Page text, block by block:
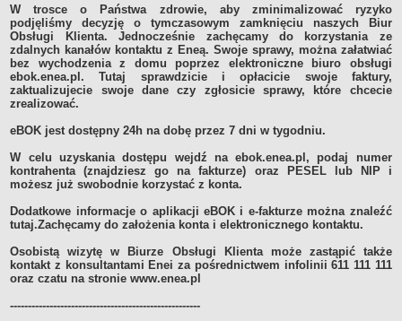
Współpraca zagraniczna
Strategia rozwoju Gminy
AKTUALNOŚCI I OBWIESZCZENIA
Aktualności
Obwieszczenia, ogłoszenia i komunikaty
Drogi
Energia elektryczna
Meteorologiczne
Rozkłady jazdy autobusów
Wodociągi - ocena jakości wody
KONKURSY
Ogłoszenia o konkursach
URZĄD MIEJSKI
Dane adresowe
W trosce o Państwa zdrowie, aby zminimalizować ryzyko
podjęliśmy decyzję o tymczasowym zamknięciu naszych Biur
Obsługi Klienta. Jednocześnie zachęcamy do korzystania ze
zdalnych kanałów kontaktu z Eneą. Swoje sprawy, można załatwiać
bez wychodzenia z domu poprzez elektroniczne biuro obsługi
ebok.enea.pl. Tutaj sprawdzicie i opłacicie swoje faktury,
zaktualizujecie swoje dane czy zgłosicie sprawy, które chcecie
zrealizować.
eBOK jest dostępny 24h na dobę przez 7 dni w tygodniu.
W celu uzyskania dostępu wejdź na ebok.enea.pl, podaj numer
kontrahenta (znajdziesz go na fakturze) oraz PESEL lub NIP i
możesz już swobodnie korzystać z konta.
Dodatkowe informacje o aplikacji eBOK i e-fakturze można znaleźć
tutaj.Zachęcamy do założenia konta i elektronicznego kontaktu.
Osobistą wizytę w Biurze Obsługi Klienta może zastąpić także
kontakt z konsultantami Enei za pośrednictwem infolinii 611 111 111
oraz czatu na stronie www.enea.pl
-----------------------------------------------------